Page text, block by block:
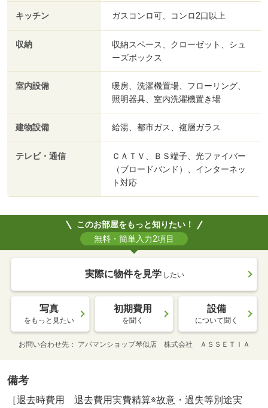
キッチン ガスコンロ可、コンロ2口以上
収納
収納スペース、クローゼット、シュ
ーズボックス
室内設備
暖房、洗濯機置場、フローリング、
照明器具、室内洗濯機置き場
建物設備 給湯、都市ガス、複層ガラス
テレビ・通信
ＣＡＴＶ、ＢＳ端子、光ファイバー
（ブロードバンド）、インターネッ
ト対応
このお部屋をもっと知りたい！
無料・簡単入力2項目
実際に物件を見学 したい
写真
をもっと見たい
初期費用
を聞く
設備
について聞く
お問い合わせ先 アパマンショップ琴似店 株式会社 ＡＳＳＥＴＩＡ
備考
［退去時費用 退去費用実費精算※故意・過失等別途実